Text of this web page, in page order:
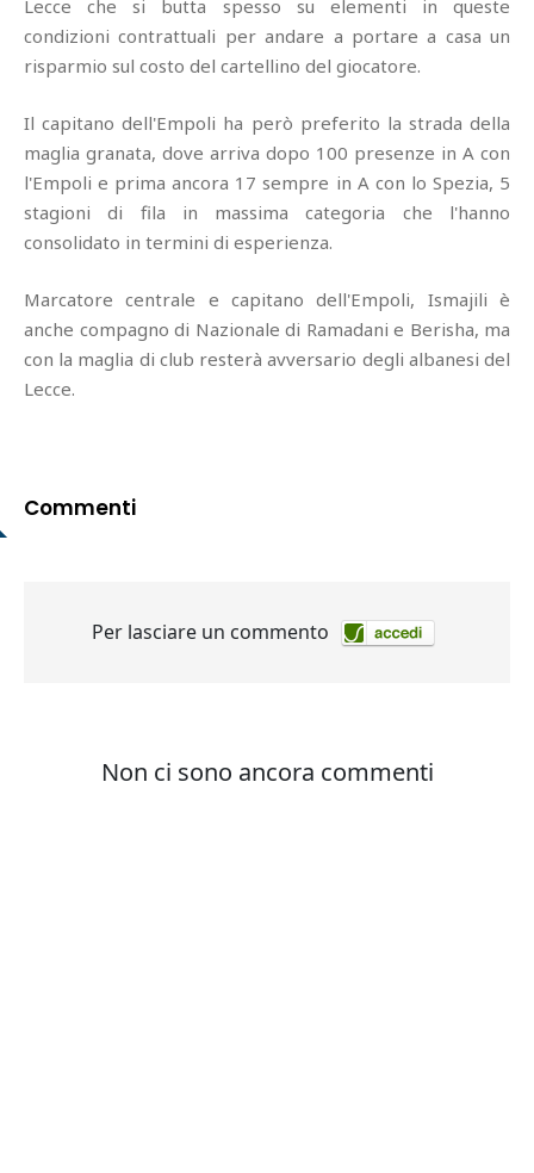
Lecce che si butta spesso su elementi in queste
condizioni contrattuali per andare a portare a casa un
risparmio sul costo del cartellino del giocatore.
Il capitano dell'Empoli ha però preferito la strada della
maglia granata, dove arriva dopo 100 presenze in A con
l'Empoli e prima ancora 17 sempre in A con lo Spezia, 5
stagioni di fila in massima categoria che l'hanno
consolidato in termini di esperienza.
Marcatore centrale e capitano dell'Empoli, Ismajili è
anche compagno di Nazionale di Ramadani e Berisha, ma
con la maglia di club resterà avversario degli albanesi del
Lecce.
Commenti